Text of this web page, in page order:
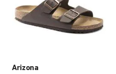
Arizona
werden
die
Produktbilder
aktualisiert.